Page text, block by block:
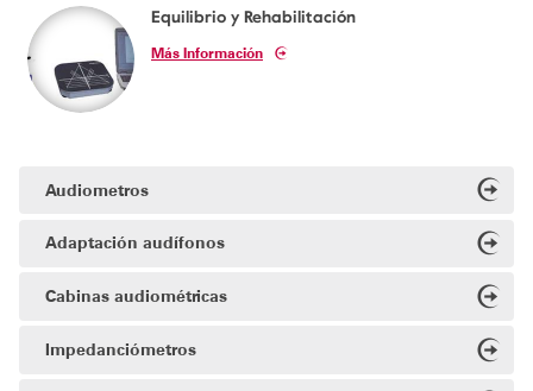
Equilibrio y Rehabilitación
Más Información
Audiometros
Adaptación audífonos
Cabinas audiométricas
Impedanciómetros